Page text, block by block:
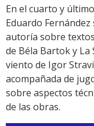
En el cuarto y
Eduardo Fernández
autoría sobre
de Béla Bartok y
viento de Igor
acompañada de
sobre aspectos
de las obras.